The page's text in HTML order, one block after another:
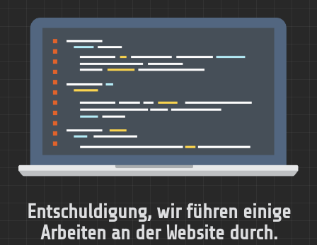
Entschuldigung, wir führen einige
Arbeiten an der Website durch.